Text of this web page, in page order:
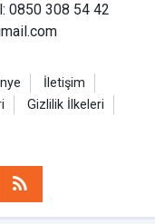
0850 308 54 42
İletişim
Gizlilik İlkeleri